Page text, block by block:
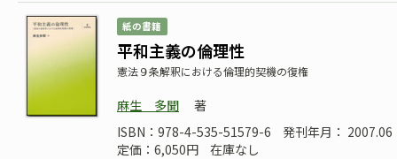
紙の書籍
平和主義の倫理性
憲法９条解釈における倫理的契機の復権
麻生 多聞
著
ISBN：978-4-535-51579-6
発刊年月： 2007.06
定価：6,050円
在庫なし